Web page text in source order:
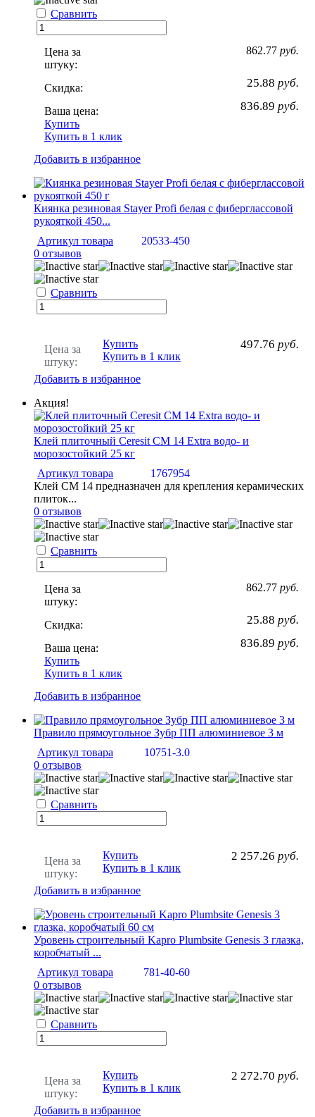
Сравнить
Цена за
штуку:
862.77 руб.
Скидка: 25.88 руб.
Ваша цена: 836.89 руб.
Купить
Купить в 1 клик
Добавить в избранное
Киянка резиновая Stayer Profi белая с фиберглассовой
рукояткой 450...
Артикул товара
20533-450
0 отзывов
Сравнить
Цена за
штуку:
497.76 руб.
Купить
Купить в 1 клик
Добавить в избранное
Акция!
Клей плиточный Ceresit CM 14 Extra водо- и
морозостойкий 25 кг
Артикул товара
1767954
Клей СМ 14 предназначен для крепления керамических
плиток...
0 отзывов
Сравнить
Цена за
штуку:
862.77 руб.
Скидка: 25.88 руб.
Ваша цена: 836.89 руб.
Купить
Купить в 1 клик
Добавить в избранное
Правило прямоугольное Зубр ПП алюминиевое 3 м
Артикул товара
10751-3.0
0 отзывов
Сравнить
Цена за
штуку:
2 257.26 руб.
Купить
Купить в 1 клик
Добавить в избранное
Уровень строительный Kapro Plumbsite Genesis 3 глазка,
коробчатый ...
Артикул товара
781-40-60
0 отзывов
Сравнить
Цена за
штуку:
2 272.70 руб.
Купить
Купить в 1 клик
Добавить в избранное